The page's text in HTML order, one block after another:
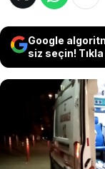
Google
siz seçin!
sahibi